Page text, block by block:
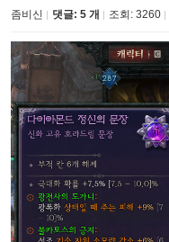
좀비신 댓글: 5 개 조회: 3260